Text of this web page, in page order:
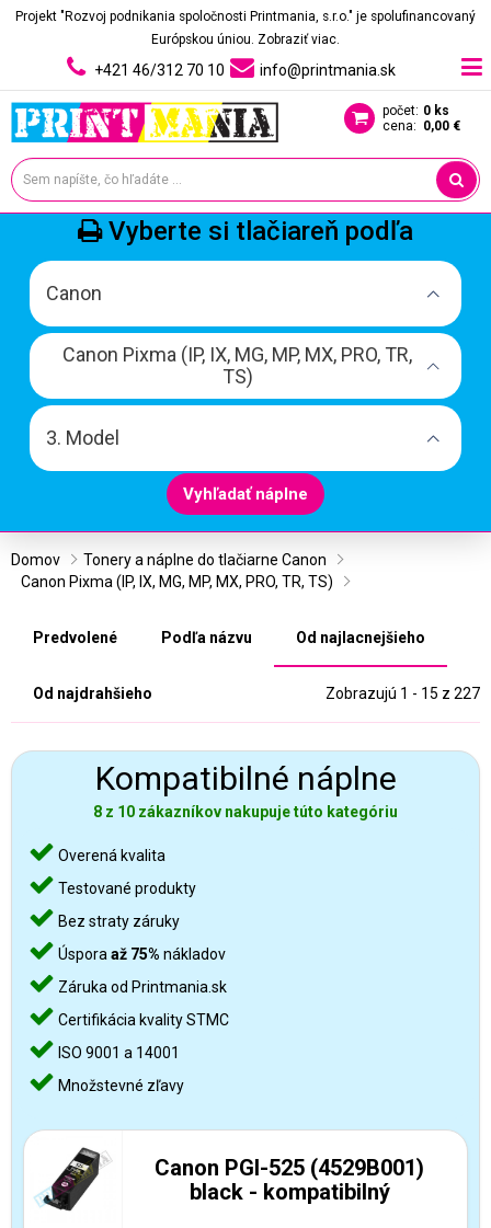
Projekt "Rozvoj podnikania spoločnosti Printmania, s.r.o." je spolufinancovaný
Európskou úniou. Zobraziť viac.
+421 46/312 70 10 info@printmania.sk
počet: 0 ks
cena: 0,00 €
Vyberte si tlačiareň podľa
Canon
Canon Pixma (IP, IX, MG, MP, MX, PRO, TR,
TS)
3. Model
Vyhľadať náplne
Domov
Tonery a náplne do tlačiarne Canon
Canon Pixma (IP, IX, MG, MP, MX, PRO, TR, TS)
Predvolené Podľa názvu Od najlacnejšieho
Od najdrahšieho Zobrazujú 1 - 15 z 227
Kompatibilné náplne
8 z 10 zákazníkov nakupuje túto kategóriu
Overená kvalita
Testované produkty
Bez straty záruky
Úspora až 75% nákladov
Záruka od Printmania.sk
Certifikácia kvality STMC
ISO 9001 a 14001
Množstevné zľavy
Canon PGI-525 (4529B001)
black - kompatibilný